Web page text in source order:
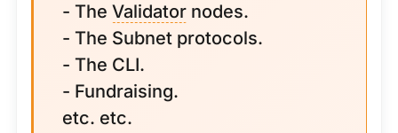
- The Validator nodes.
- The Subnet protocols.
- The CLI.
- Fundraising.
etc. etc.